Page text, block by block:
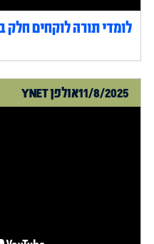
לומדי תורה לוקחים
11/8/2025אולפן YNET